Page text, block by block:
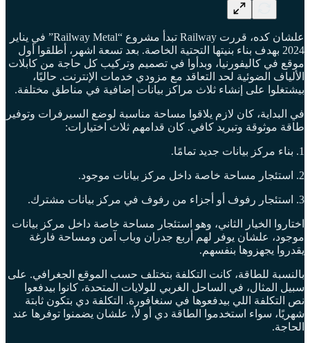
علشان كده، قررت Railway تبدأ مشروع “Railway Metal” في يناير
2024 بهدف بناء بنيتها التحتية الخاصة. بعد تسعة اشهر، أطلقوا أول
موقع في كاليفورنيا، وبدأوا في تصميم وتركيب كل حاجة من كابلات
الألياف الضوئية لحد التعاقد مع مزودي خدمات الإنترنت. حاليًا،
بيشتغلوا على إنشاء ثلاث مراكز بيانات إضافية في مناطق مختلفة.
في البداية، كان لازم يلاقوا مساحة مناسبة لوضع السيرفرات وتوفير
طاقة موثوقة وتبريد كافي. كان قدامهم ثلاث اختيارات:
1. بناء مركز بيانات جديد تمامًا.
2. استئجار مساحة خاصة داخل مركز بيانات موجود.
3. استئجار رفوف أو أجزاء من رفوف في مركز بيانات مشترك.
اختاروا الخيار الثاني، وهو استئجار مساحة خاصة داخل مركز بيانات
موجود، علشان يوفر لهم أربع جدران وباب آمن ومساحة فارغة
يقدروا يجهزوها بنفسهم.
بالنسبة للطاقة، كانت التكلفة بتختلف حسب الموقع الجغرافي. على
سبيل المثال، في الساحل الغربي للولايات المتحدة، كانوا بيدفعوا
نص التكلفة اللي بيدفعوها في سنغافورة. التكلفة دي بتكون ثابتة
شهريًا، سواء استخدموا الطاقة دي أو لأ، علشان يضمنوا توفرها عند
الحاجة.